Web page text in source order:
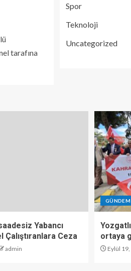
tarafına
Spor
Teknoloji
Uncategorized
Yabancı
Çalıştıranlara Ceza
admin
GÜNDEM
ortaya
Eylül